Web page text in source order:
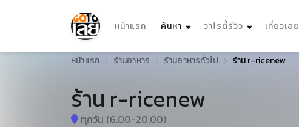
หน้าแรก ค้นหา (current)วาไรตี้รีวิว เที่ยวเลย
หน้าแรก ร้านอาหาร ร้านอาหารทั่วไป ร้าน r-ricenew
ร้าน r-ricenew
ทุกวัน (6.00-20.00)